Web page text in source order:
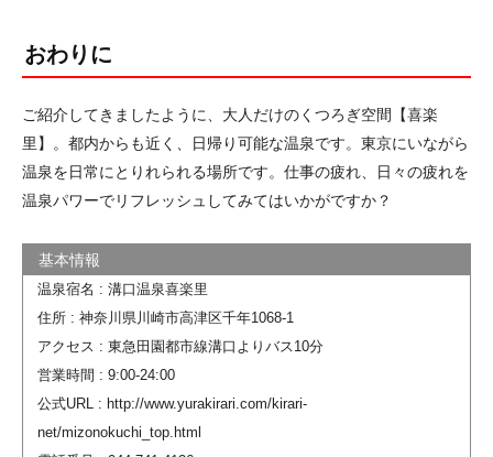
おわりに
ご紹介してきましたように、大人だけのくつろぎ空間【喜楽
里】。都内からも近く、日帰り可能な温泉です。東京にいながら
温泉を日常にとりれられる場所です。仕事の疲れ、日々の疲れを
温泉パワーでリフレッシュしてみてはいかがですか？
温泉宿名 : 溝口温泉喜楽里
住所 : 神奈川県川崎市高津区千年1068-1
アクセス : 東急田園都市線溝口よりバス10分
営業時間 : 9:00-24:00
公式URL : http://www.yurakirari.com/kirari-
net/mizonokuchi_top.html